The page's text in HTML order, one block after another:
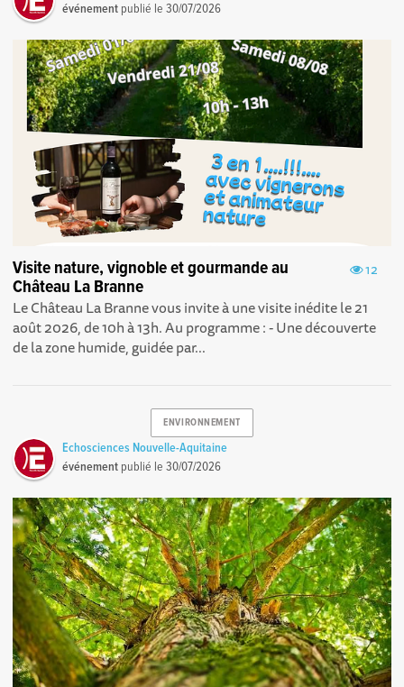
événement publié le30/07/2026
12
Visite nature, vignoble et gourmande au
Château La Branne
Le Château La Branne vous invite à une visite inédite le 21
août 2026, de 10h à 13h. Au programme : - Une découverte
de la zone humide, guidée par...
ENVIRONNEMENT
Echosciences Nouvelle-Aquitaine
événement publié le30/07/2026